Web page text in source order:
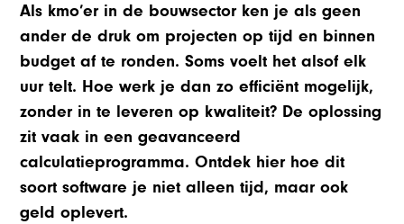
Als kmo’er in de bouwsector ken je als geen
ander de druk om projecten op tijd en binnen
budget af te ronden. Soms voelt het alsof elk
uur telt. Hoe werk je dan zo efficiënt mogelijk,
zonder in te leveren op kwaliteit? De oplossing
zit vaak in een geavanceerd
calculatieprogramma. Ontdek hier hoe dit
soort software je niet alleen tijd, maar ook
geld oplevert.